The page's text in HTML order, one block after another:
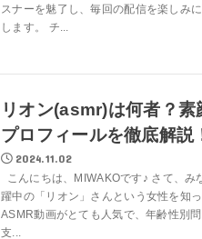
スナーを魅了し、毎回の配信を楽しみ
します。 チ...
リオン(asmr)は何者？
プロフィールを徹底解説
2024.11.02
こんにちは、MIWAKOです♪ さて、み
躍中の「リオン」さんという女性を知
ASMR動画がとても人気で、年齢性別
支...